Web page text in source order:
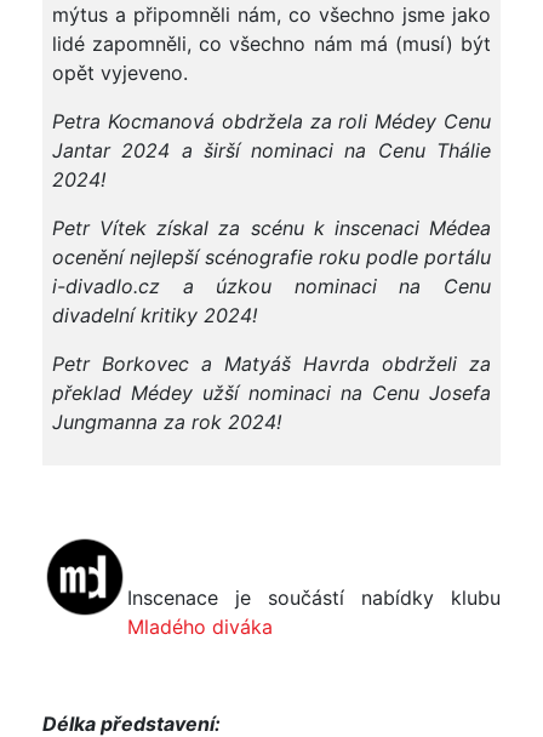
mýtus a připomněli nám, co všechno jsme jako
lidé zapomněli, co všechno nám má (musí) být
opět vyjeveno.
Petra Kocmanová obdržela za roli Médey Cenu
Jantar 2024 a širší nominaci na Cenu Thálie
2024!
Petr Vítek získal za scénu k inscenaci Médea
ocenění nejlepší scénografie roku podle portálu
i-divadlo.cz a úzkou nominaci na Cenu
divadelní kritiky 2024!
Petr Borkovec a Matyáš Havrda obdrželi za
překlad Médey užší nominaci na Cenu Josefa
Jungmanna za rok 2024!
Inscenace je součástí nabídky klubu
Mladého diváka
Délka představení: